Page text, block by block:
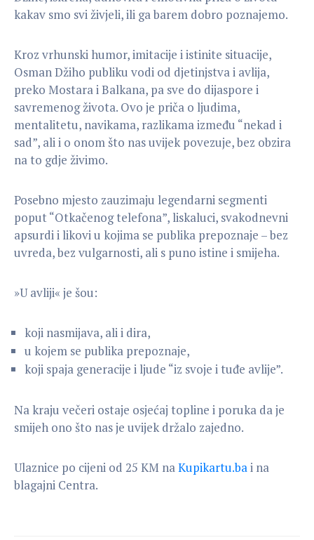
kakav smo svi živjeli, ili ga barem dobro poznajemo.
Kroz vrhunski humor, imitacije i istinite situacije,
Osman Džiho publiku vodi od djetinjstva i avlija,
preko Mostara i Balkana, pa sve do dijaspore i
savremenog života. Ovo je priča o ljudima,
mentalitetu, navikama, razlikama između “nekad i
sad”, ali i o onom što nas uvijek povezuje, bez obzira
na to gdje živimo.
Posebno mjesto zauzimaju legendarni segmenti
poput “Otkačenog telefona”, liskaluci, svakodnevni
apsurdi i likovi u kojima se publika prepoznaje – bez
uvreda, bez vulgarnosti, ali s puno istine i smijeha.
»U avliji« je šou:
koji nasmijava, ali i dira,
u kojem se publika prepoznaje,
koji spaja generacije i ljude “iz svoje i tuđe avlije”.
Na kraju večeri ostaje osjećaj topline i poruka da je
smijeh ono što nas je uvijek držalo zajedno.
Ulaznice po cijeni od 25 KM naKupikartu.bai na
blagajni Centra.